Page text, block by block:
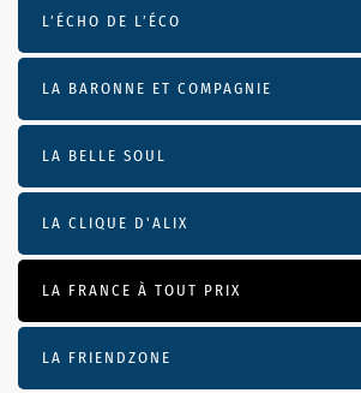
L’ÉCHO DE L’ÉCO
LA BARONNE ET COMPAGNIE
LA BELLE SOUL
LA CLIQUE D'ALIX
LA FRANCE À TOUT PRIX
LA FRIENDZONE